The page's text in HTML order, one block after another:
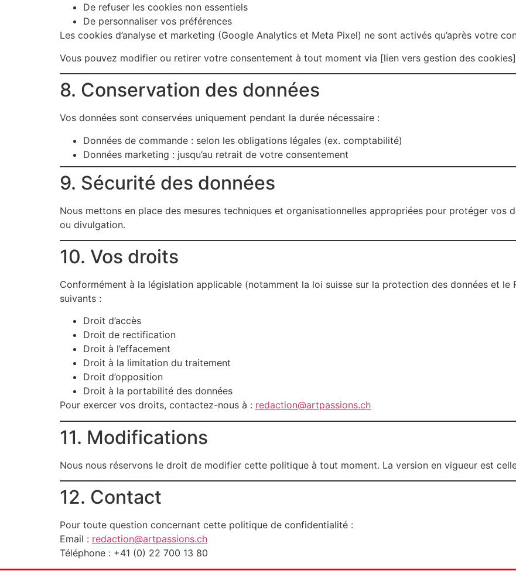
De refuser les cookies non essentiels
De personnaliser vos préférences
Les cookies d’analyse et marketing (Google Analytics et Meta Pixel) ne sont activés qu’après votre
Vous pouvez modifier ou retirer votre consentement à tout moment via [lien vers gestion des
8. Conservation des données
Vos données sont conservées uniquement pendant la durée nécessaire :
Données de commande : selon les obligations légales (ex. comptabilité)
Données marketing : jusqu’au retrait de votre consentement
9. Sécurité des données
Nous mettons en place des mesures techniques et organisationnelles appropriées pour protéger vos
ou divulgation.
10. Vos droits
Conformément à la législation applicable (notamment la loi suisse sur la protection des données et le
suivants :
Droit d’accès
Droit de rectification
Droit à l’effacement
Droit à la limitation du traitement
Droit d’opposition
Droit à la portabilité des données
Pour exercer vos droits, contactez-nous à : redaction@artpassions.ch
11. Modifications
Nous nous réservons le droit de modifier cette politique à tout moment. La version en vigueur est
12. Contact
Pour toute question concernant cette politique de confidentialité :
Email : redaction@artpassions.ch
Téléphone : +41 (0) 22 700 13 80